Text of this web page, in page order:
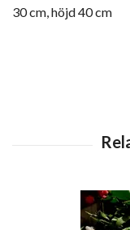
30 cm, höjd 40 cm